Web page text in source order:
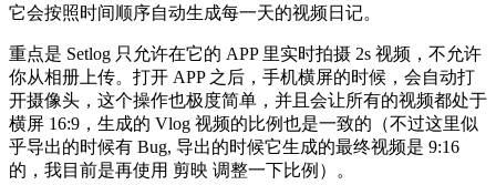
它会按照时间顺序自动生成每一天的视频日记。
重点是 Setlog 只允许在它的 APP 里实时拍摄 2s 视频，不允许
你从相册上传。打开 APP 之后，手机横屏的时候，会自动打
开摄像头，这个操作也极度简单，并且会让所有的视频都处于
横屏 16:9，生成的 Vlog 视频的比例也是一致的（不过这里似
乎导出的时候有 Bug, 导出的时候它生成的最终视频是 9:16
的，我目前是再使用 剪映 调整一下比例）。